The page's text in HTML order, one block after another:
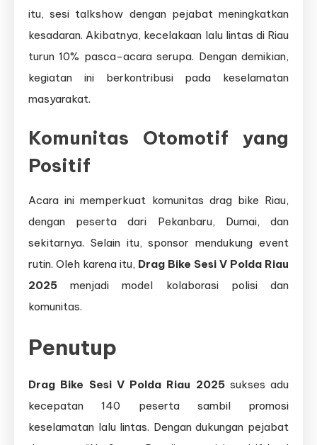
itu, sesi talkshow dengan pejabat meningkatkan
kesadaran. Akibatnya, kecelakaan lalu lintas di Riau
turun 10% pasca-acara serupa. Dengan demikian,
kegiatan ini berkontribusi pada keselamatan
masyarakat.
Komunitas Otomotif yang
Positif
Acara ini memperkuat komunitas drag bike Riau,
dengan peserta dari Pekanbaru, Dumai, dan
sekitarnya. Selain itu, sponsor mendukung event
rutin. Oleh karena itu, Drag Bike Sesi V Polda Riau
2025 menjadi model kolaborasi polisi dan
komunitas.
Penutup
Drag Bike Sesi V Polda Riau 2025sukses adu
kecepatan 140 peserta sambil promosi
keselamatan lalu lintas. Dengan dukungan pejabat